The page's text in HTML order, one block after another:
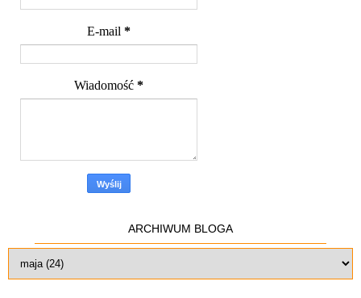
E-mail *
Wiadomość *
ARCHIWUM BLOGA